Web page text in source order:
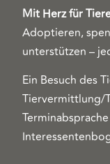
Mit Herz für
Adoptieren,
unterstützen –
Ein Besuch des
Tiervermittlung/